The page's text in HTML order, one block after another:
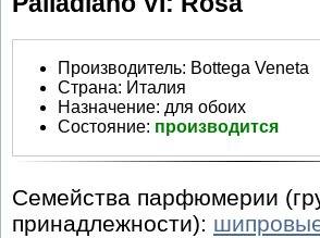
Производитель: Bottega Veneta
Страна: Италия
Назначение: для обоих
Состояние: производится
Семейства парфюмерии
принадлежности):